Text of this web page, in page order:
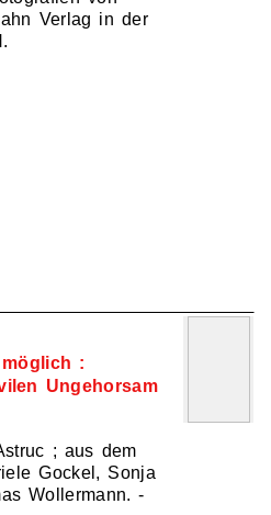
Verlag in der
:
Ungehorsam
; aus dem
Gockel, Sonja
Wollermann. -